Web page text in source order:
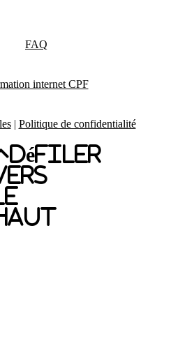
FAQ
internet CPF
| Politique de confidentialité
Défiler
le